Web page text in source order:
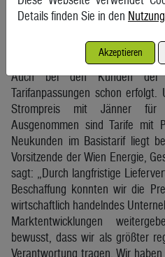
eine Preisgarantie als
am Beschaffungsmarkt
Privatkunden der Energie AG
Produkte umzusteigen.
Auch bei den Kunden der
Tarifanpassungen schon
Strompreis mit Jänner für
Ausgenommen sind Tarife mit
Neukunden im Basistarif liegt
Vorsitzende der Wien Energie,
sagt: „Durch langfristige
Beschaffung konnten wir die
wirtschaftlich handelndes
Marktentwicklungen
bewusst, dass wir als größter
Verantwortung tragen. Wir
Details finden Sie in den
Akzeptieren